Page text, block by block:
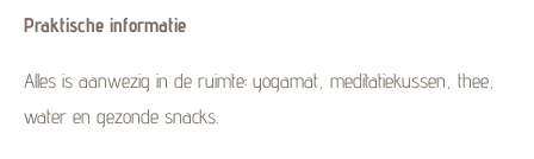
Praktische informatie
Alles is aanwezig in de ruimte: yogamat, meditatiekussen, thee,
water en gezonde snacks.